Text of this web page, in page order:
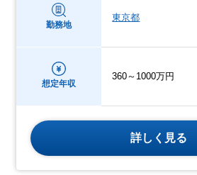
勤務地
東京都
想定年収
360～1000万円
詳しく見る